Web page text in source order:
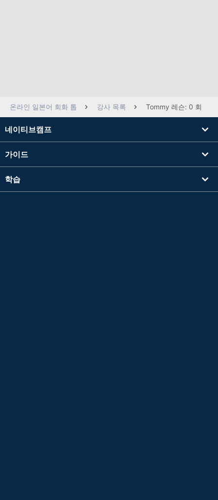
온라인 일본어 회화 톱 강사 목록 Tommy 레슨: 0 회
네이티브캠프
가이드
학습